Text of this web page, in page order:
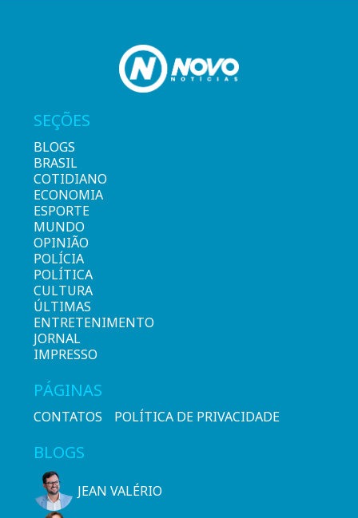
SEÇÕES
BLOGS
BRASIL
COTIDIANO
ECONOMIA
ESPORTE
MUNDO
OPINIÃO
POLÍCIA
POLÍTICA
CULTURA
ÚLTIMAS
ENTRETENIMENTO
JORNAL
IMPRESSO
PÁGINAS
CONTATOS POLÍTICA DE PRIVACIDADE
BLOGS
JEAN VALÉRIO